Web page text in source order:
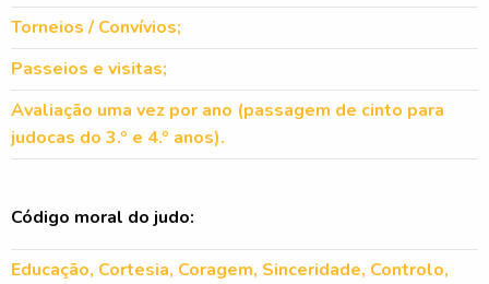
Torneios / Convívios;
Passeios e visitas;
Avaliação uma vez por ano (passagem de cinto para
judocas do 3.º e 4.º anos).
Código moral do judo:
Educação, Cortesia, Coragem, Sinceridade, Controlo,